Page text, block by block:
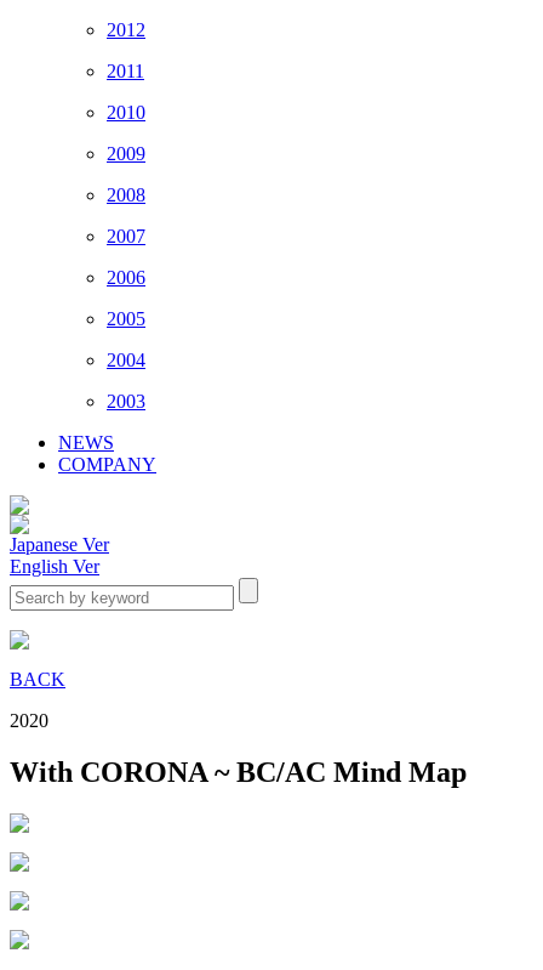
2012
2011
2010
2009
2008
2007
2006
2005
2004
2003
NEWS
COMPANY
Japanese Ver
English Ver
BACK
2020
With CORONA ~ BC/AC Mind Map